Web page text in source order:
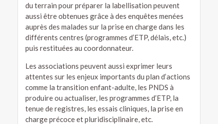
du terrain pour préparer la labellisation peuvent
aussi être obtenues grâce à des enquêtes menées
auprès des malades sur la prise en charge dans les
différents centres (programmes d’ETP, délais, etc.)
puis restituées au coordonnateur.
Les associations peuvent aussi exprimer leurs
attentes sur les enjeux importants du plan d’actions
comme la transition enfant-adulte, les PNDS à
produire ou actualiser, les programmes d’ETP, la
tenue de registres, les essais cliniques, la prise en
charge précoce et pluridisciplinaire, etc.